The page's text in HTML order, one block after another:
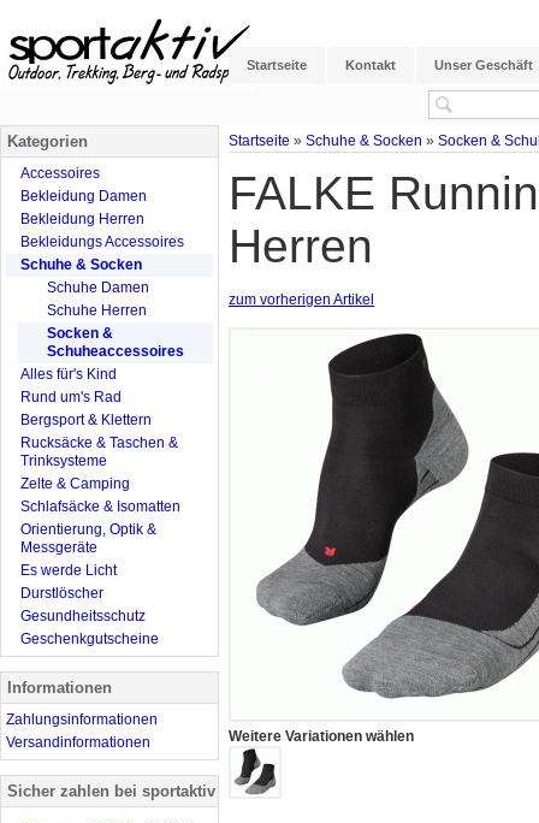
Startseite Kontakt Unser Geschäft
Startseite » Schuhe & Socken » Socken &
FALKE
Herren
zum vorherigen Artikel
Weitere Variationen wählen
Kategorien
Accessoires
Bekleidung Damen
Bekleidung Herren
Bekleidungs Accessoires
Schuhe & Socken
Schuhe Damen
Schuhe Herren
Socken &
Schuheaccessoires
Alles für's Kind
Rund um's Rad
Bergsport & Klettern
Rucksäcke & Taschen &
Trinksysteme
Zelte & Camping
Schlafsäcke & Isomatten
Orientierung, Optik &
Messgeräte
Es werde Licht
Durstlöscher
Gesundheitsschutz
Geschenkgutscheine
Informationen
Zahlungsinformationen
Versandinformationen
Sicher zahlen bei sportaktiv